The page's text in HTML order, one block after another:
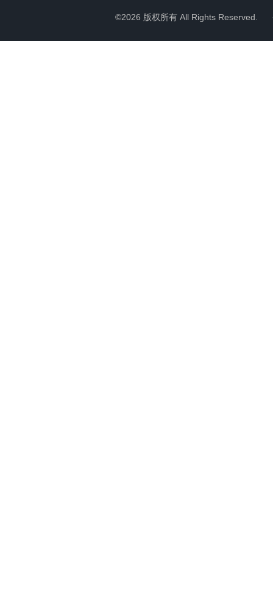
©2026 版权所有 All Rights Reserved.